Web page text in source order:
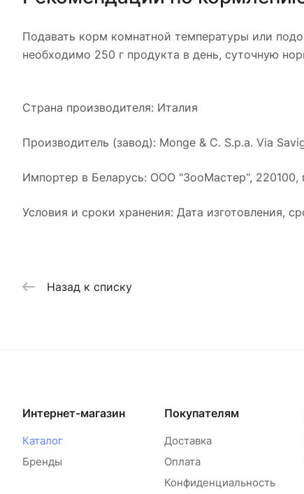
Подавать корм комнатной температуры или
необходимо 250 г продукта в день, суточную
Страна производителя: Италия
Производитель (завод): Monge & C. S.p.a. Via
Импортер в Беларусь: ООО "ЗооМастер", 220100,
Условия и сроки хранения: Дата изготовления,
Назад к списку
Интернет-магазин
Каталог
Бренды
Покупателям
Доставка
Оплата
Конфиденциальность